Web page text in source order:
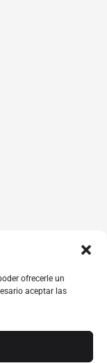
ofrecerle un
aceptar las
Power Nº 7,
desde 1954.
Tenerife
del ICATF.